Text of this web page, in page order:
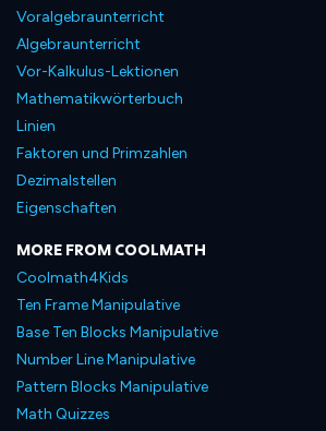
Voralgebraunterricht
Algebraunterricht
Vor-Kalkulus-Lektionen
Mathematikwörterbuch
Linien
Faktoren und Primzahlen
Dezimalstellen
Eigenschaften
MORE FROM COOLMATH
Coolmath4Kids
Ten Frame Manipulative
Base Ten Blocks Manipulative
Number Line Manipulative
Pattern Blocks Manipulative
Math Quizzes